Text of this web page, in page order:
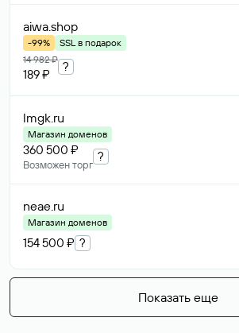
aiwa.shop
-99%
SSL в подарок
14 982 ₽
189 ₽
?
lmgk.ru
Магазин доменов
360 500 ₽
Возможен торг
?
neae.ru
Магазин доменов
154 500 ₽ ?
Показать еще